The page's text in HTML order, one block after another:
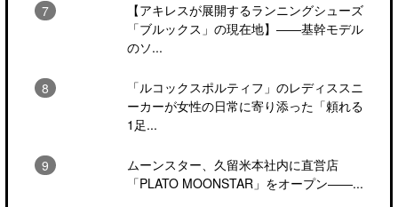
【アキレスが展開するランニングシューズ
「ブルックス」の現在地】――基幹モデル
のソ...
「ルコックスポルティフ」のレディススニ
ーカーが女性の日常に寄り添った「頼れる
1足...
ムーンスター、久留米本社内に直営店
「PLATO MOONSTAR」をオープン――...